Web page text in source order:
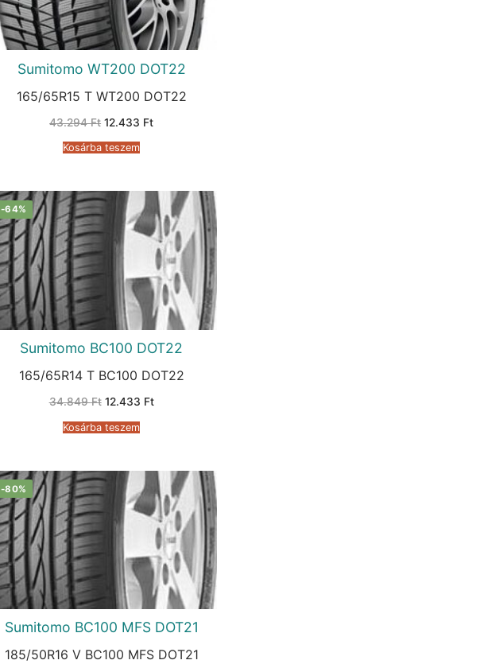
Sumitomo WT200 DOT22
165/65R15 T WT200 DOT22
43.294Ft Original
was:
43.294 Ft.
12.433 FtCurrent
Kosárba teszem
-64%
Sumitomo BC100 DOT22
165/65R14 T BC100 DOT22
34.849Ft Original
was:
34.849 Ft.
12.433 FtCurrent
Kosárba teszem
-80%
Sumitomo BC100 MFS DOT21
185/50R16 V BC100 MFS DOT21